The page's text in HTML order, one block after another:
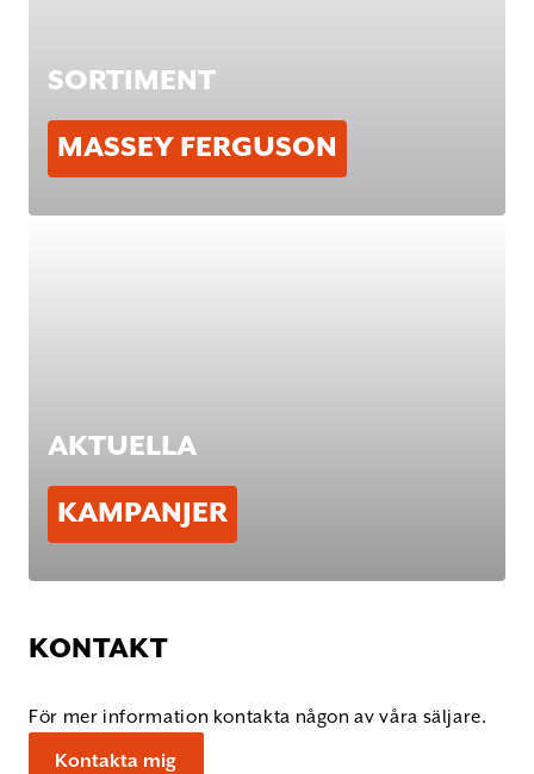
SORTIMENT
MASSEY FERGUSON
AKTUELLA
KAMPANJ ER
KONTAKT
För mer information kontakta någon av våra säljare.
Kontakta mig